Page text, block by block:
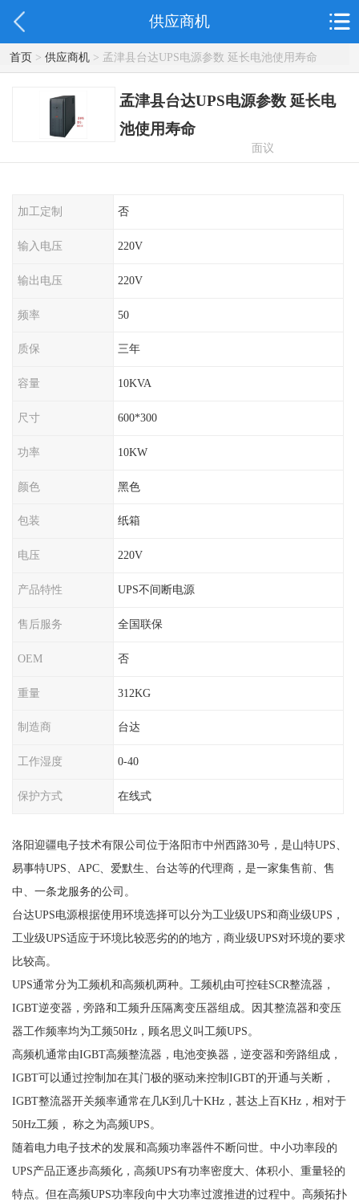
供应商机
首页> 供应商机> 孟津县台达UPS电源参数 延长电池使用寿命
孟津县台达UPS电源参数 延长电
池使用寿命
面议
加工定制 否
输入电压 220V
输出电压 220V
频率 50
质保 三年
容量 10KVA
尺寸 600*300
功率 10KW
颜色 黑色
包装 纸箱
电压 220V
产品特性 UPS不间断电源
售后服务 全国联保
OEM 否
重量 312KG
制造商 台达
工作湿度 0-40
保护方式 在线式
洛阳迎疆电子技术有限公司位于洛阳市中州西路30号，是山特UPS、
易事特UPS、APC、爱默生、台达等的代理商，是一家集售前、售
中、一条龙服务的公司。
台达UPS电源根据使用环境选择可以分为工业级UPS和商业级UPS，
工业级UPS适应于环境比较恶劣的的地方，商业级UPS对环境的要求
比较高。
UPS通常分为工频机和高频机两种。工频机由可控硅SCR整流器，
IGBT逆变器，旁路和工频升压隔离变压器组成。因其整流器和变压
器工作频率均为工频50Hz，顾名思义叫工频UPS。
高频机通常由IGBT高频整流器，电池变换器，逆变器和旁路组成，
IGBT可以通过控制加在其门极的驱动来控制IGBT的开通与关断，
IGBT整流器开关频率通常在几K到几十KHz，甚达上百KHz，相对于
50Hz工频， 称之为高频UPS。
随着电力电子技术的发展和高频功率器件不断问世。中小功率段的
UPS产品正逐步高频化，高频UPS有功率密度大、体积小、重量轻的
特点。但在高频UPS功率段向中大功率过渡推进的过程中。高频拓扑